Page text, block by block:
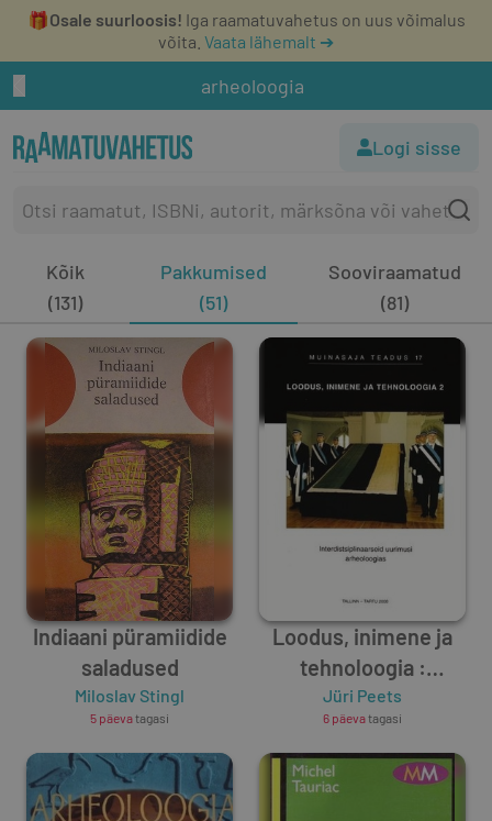
🎁Osale suurloosis! Iga raamatuvahetus on uus võimalus
võita. Vaata lähemalt ➔
arheoloogia
Logi sisse
Kõik
(131)
Pakkumised
(51)
Sooviraamatud
(81)
Indiaani püramiidide
saladused
Miloslav Stingl
5 päevatagasi
Loodus, inimene ja
tehnoloogia :
interdistsiplinaarseid
uurimusi
arheoloogias =
Nature, man and
Jüri Peets
6 päevatagasi